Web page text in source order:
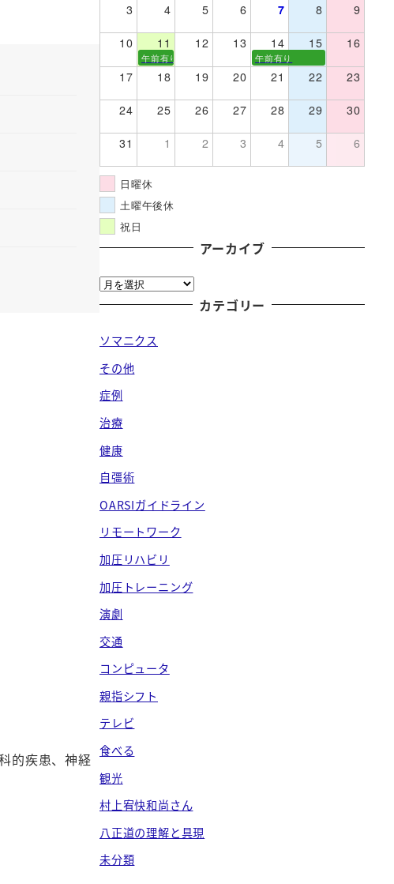
的疾患、神経
3 4 5 6 7 8 9
10 11 12 13 14 15 16
午前有り 午前有り
17 18 19 20 21 22 23
24 25 26 27 28 29 30
31 1 2 3 4 5 6
日曜休
土曜午後休
祝日
アーカイブ
ア
ー
イ
ブ
カテゴリー
ソマニクス
その他
症例
治療
健康
自彊術
OARSIガイドライン
リモートワーク
加圧リハビリ
加圧トレーニング
演劇
交通
コンピュータ
親指シフト
テレビ
食べる
観光
村上宥快和尚さん
八正道の理解と具現
未分類